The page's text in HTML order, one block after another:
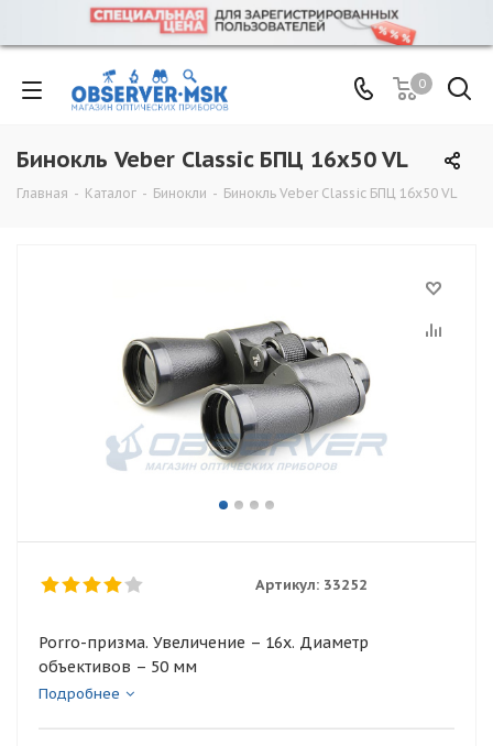
0
Бинокль Veber Classic БПЦ 16x50 VL
Главная - Каталог - Бинокли - Бинокль Veber Classic БПЦ 16x50 VL
Артикул: 33252
Porro-призма. Увеличение – 16х. Диаметр
объективов – 50 мм
Подробнее